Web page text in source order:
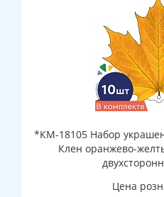
*КМ-18105 Набор
Клен оранжево-
Цена